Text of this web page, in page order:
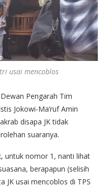
usai mencoblos
Pengarah Tim
Jokowi-Ma’ruf Amin
disapa JK tidak
suaranya.
untuk nomor 1, nanti lihat
berapapun (selisih
JK usai mencoblos di TPS